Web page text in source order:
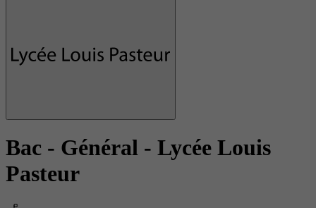
Bac - Général - Lycée Louis
Pasteur